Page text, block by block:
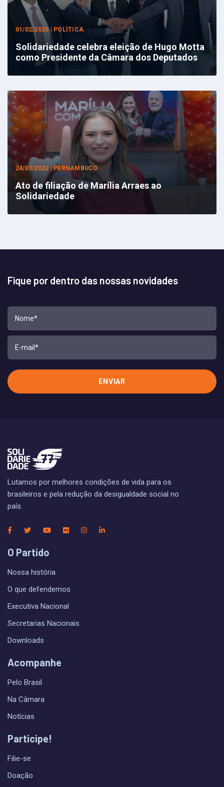
01/02/2025 | POLÍTICA
Solidariedade celebra eleição de Hugo Motta
como Presidente da Câmara dos Deputados
24/03/2022 | PERNAMBUCO
Ato de filiação de Marília Arraes ao
Solidariedade
Fique por dentro das nossas novidades
Lutamos por melhores condições de vida para os
brasileiros e pela redução da desigualdade social no
país.
O Partido
Nossa história
O que defendemos
Executiva Nacional
Secretarias Nacionais
Downloads
Acompanhe
Pelo Brasil
Na Câmara
Notícias
Participe!
Filie-se
Doação